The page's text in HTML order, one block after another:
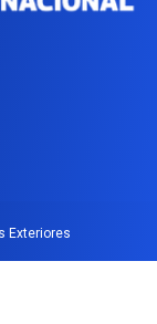
Exteriores